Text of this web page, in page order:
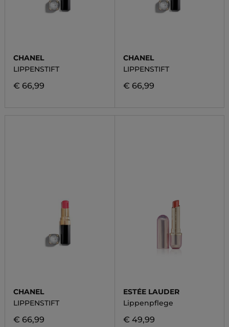
CHANEL
LIPPENSTIFT
€ 66,99
CHANEL
LIPPENSTIFT
€ 66,99
CHANEL
LIPPENSTIFT
€ 66,99
ESTÉE LAUDER
Lippenpflege
€ 49,99